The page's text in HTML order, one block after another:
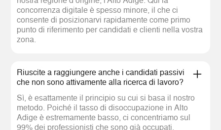
concorrenza digitale è spesso minore, il che ci
consente di posizionarvi rapidamente come primo
punto di riferimento per candidati e clienti nella vostra
zona.
Riuscite a raggiungere anche i candidati passivi
che non sono attivamente alla ricerca di lavoro?
Sì, è esattamente il principio su cui si basa il nostro
metodo. Poiché il tasso di disoccupazione in Alto
Adige è estremamente basso, ci concentriamo sul
99% dei professionisti che sono già occupati.